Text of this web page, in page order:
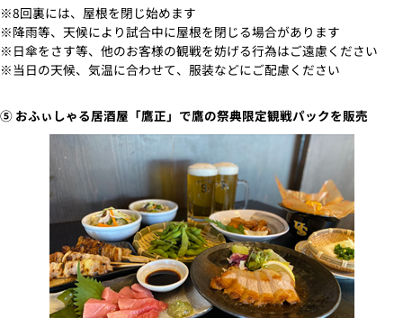
※8回裏には、屋根を閉じ始めます
※降雨等、天候により試合中に屋根を閉じる場合があります
※日傘をさす等、他のお客様の観戦を妨げる行為はご遠慮ください
※当日の天候、気温に合わせて、服装などにご配慮ください
⑤ おふぃしゃる居酒屋「鷹正」で鷹の祭典限定観戦パックを販売